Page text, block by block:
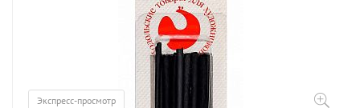
Экспресс-просмотр